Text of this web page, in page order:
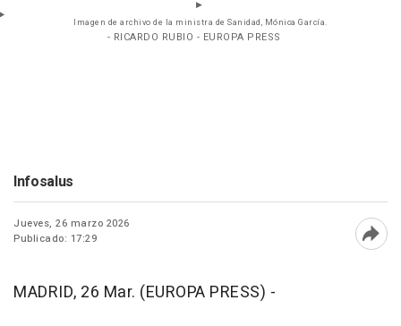
Imagen de archivo de la ministra de Sanidad, Mónica García.
- RICARDO RUBIO - EUROPA PRESS
Infosalus
Jueves, 26 marzo 2026
Publicado: 17:29
MADRID, 26 Mar. (EUROPA PRESS) -